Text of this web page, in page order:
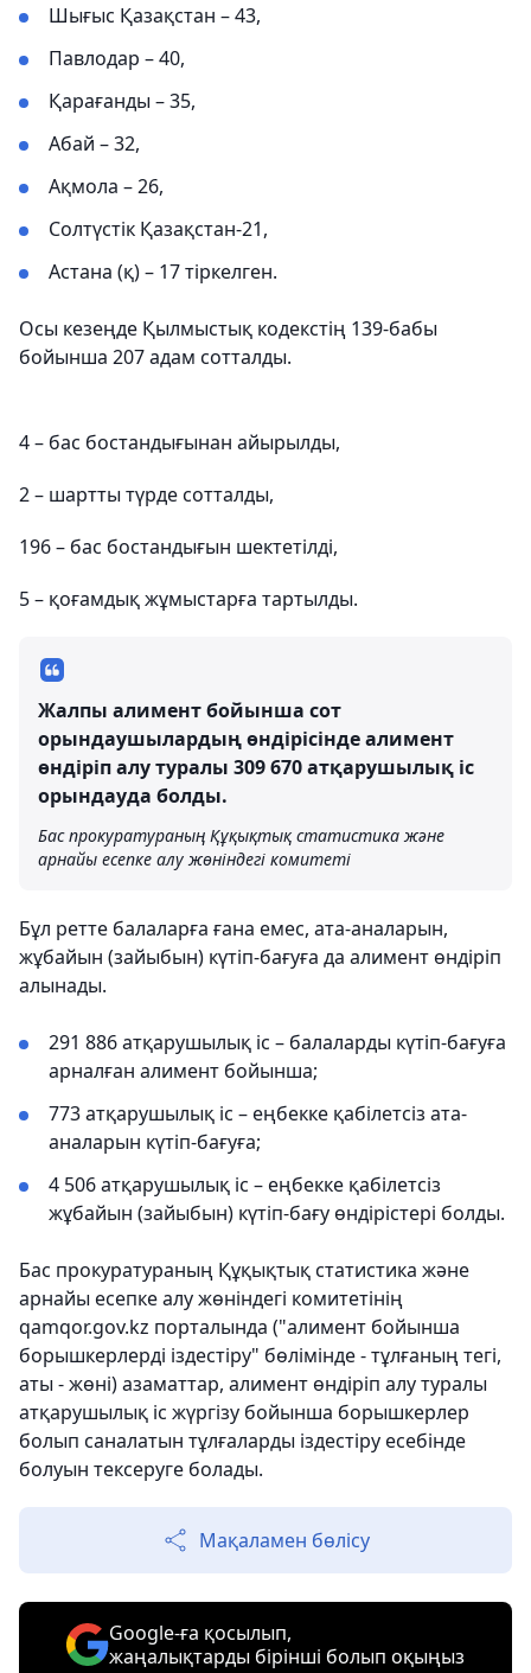
Шығыс Қазақстан – 43,
Павлодар – 40,
Қарағанды – 35,
Абай – 32,
Ақмола – 26,
Солтүстік Қазақстан-21,
Астана (қ) – 17 тіркелген.
Осы кезеңде Қылмыстық кодекстің 139-бабы
бойынша 207 адам сотталды.
4 – бас бостандығынан айырылды,
2 – шартты түрде сотталды,
196 – бас бостандығын шектетілді,
5 – қоғамдық жұмыстарға тартылды.
Жалпы алимент бойынша сот
орындаушылардың өндірісінде алимент
өндіріп алу туралы 309 670 атқарушылық іс
орындауда болды.
Бас прокуратураның Құқықтық статистика және
арнайы есепке алу жөніндегі комитеті
Бұл ретте балаларға ғана емес, ата-аналарын,
жұбайын (зайыбын) күтіп-бағуға да алимент өндіріп
алынады.
291 886 атқарушылық іс – балаларды күтіп-бағуға
арналған алимент бойынша;
773 атқарушылық іс – еңбекке қабілетсіз ата-
аналарын күтіп-бағуға;
4 506 атқарушылық іс – еңбекке қабілетсіз
жұбайын (зайыбын) күтіп-бағу өндірістері болды.
Бас прокуратураның Құқықтық статистика және
арнайы есепке алу жөніндегі комитетінің
qamqor.gov.kz порталында ("алимент бойынша
борышкерлерді іздестіру" бөлімінде - тұлғаның тегі,
аты - жөні) азаматтар, алимент өндіріп алу туралы
атқарушылық іс жүргізу бойынша борышкерлер
болып саналатын тұлғаларды іздестіру есебінде
болуын тексеруге болады.
Мақаламен бөлісу
Google-ға қосылып,
жаңалықтарды бірінші болып оқыңыз